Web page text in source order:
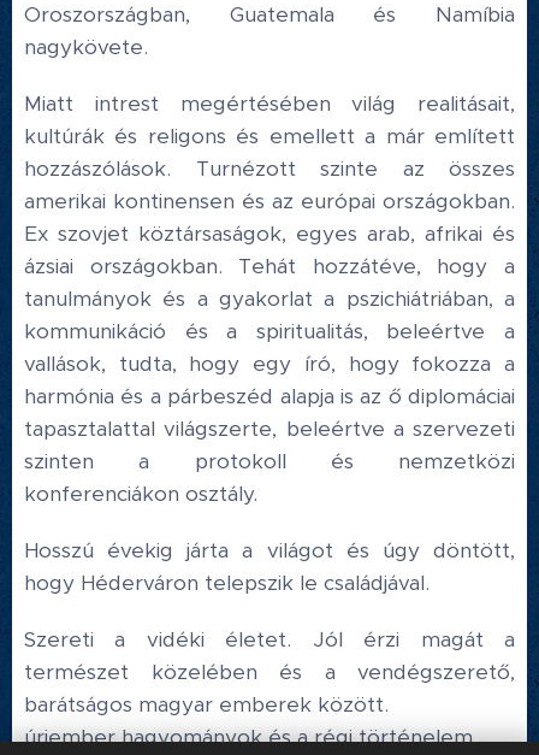
Oroszországban, Guatemala és Namíbia
nagykövete.
Miatt intrest megértésében világ realitásait,
kultúrák és religons és emellett a már említett
hozzászólások. Turnézott szinte az összes
amerikai kontinensen és az európai országokban.
Ex szovjet köztársaságok, egyes arab, afrikai és
ázsiai országokban. Tehát hozzátéve, hogy a
tanulmányok és a gyakorlat a pszichiátriában, a
kommunikáció és a spiritualitás, beleértve a
vallások, tudta, hogy egy író, hogy fokozza a
harmónia és a párbeszéd alapja is az ő diplomáciai
tapasztalattal világszerte, beleértve a szervezeti
szinten a protokoll és nemzetközi
konferenciákon osztály.
Hosszú évekig járta a világot és úgy döntött,
hogy Héderváron telepszik le családjával.
Szereti a vidéki életet. Jól érzi magát a
természet közelében és a vendégszerető,
barátságos magyar emberek között.
úriember hagyományok és a régi történelem